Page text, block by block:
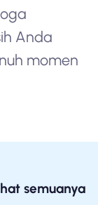
Anda
momen
semuanya